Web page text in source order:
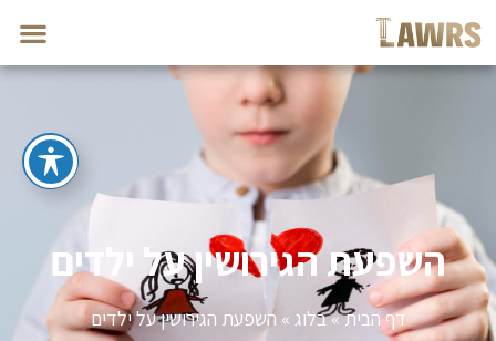
השפעת הגירושין על ילדים
דף הבית»בלוג » השפעת הגירושין על ילדים